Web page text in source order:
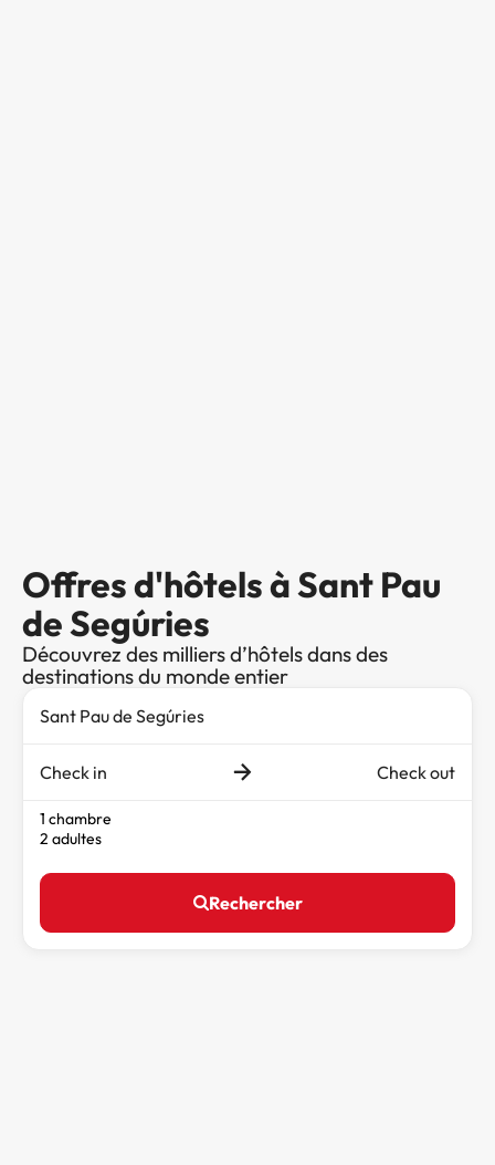
Offres d'hôtels à Sant Pau
de Segúries
Découvrez des milliers d’hôtels dans des
destinations du monde entier
Check in Check out
1 chambre
2 adultes
Rechercher